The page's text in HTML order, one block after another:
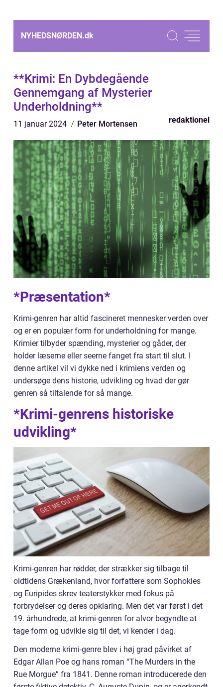
NYHEDSNØRDEN.dk
**Krimi: En Dybdegående
Gennemgang af Mysterier
Underholdning**
11 januar 2024 Peter Mortensen redaktionel
*Præsentation*
Krimi-genren har altid fascineret mennesker verden over
og er en populær form for underholdning for mange.
Krimier tilbyder spænding, mysterier og gåder, der
holder læserne eller seerne fanget fra start til slut. I
denne artikel vil vi dykke ned i krimiens verden og
undersøge dens historie, udvikling og hvad der gør
genren så tiltalende for så mange.
*Krimi-genrens historiske
udvikling*
Krimi-genren har rødder, der strækker sig tilbage til
oldtidens Grækenland, hvor forfattere som Sophokles
og Euripides skrev teaterstykker med fokus på
forbrydelser og deres opklaring. Men det var først i det
19. århundrede, at krimi-genren for alvor begyndte at
tage form og udvikle sig til det, vi kender i dag.
Den moderne krimi-genre blev i høj grad påvirket af
Edgar Allan Poe og hans roman “The Murders in the
Rue Morgue” fra 1841. Denne roman introducerede den